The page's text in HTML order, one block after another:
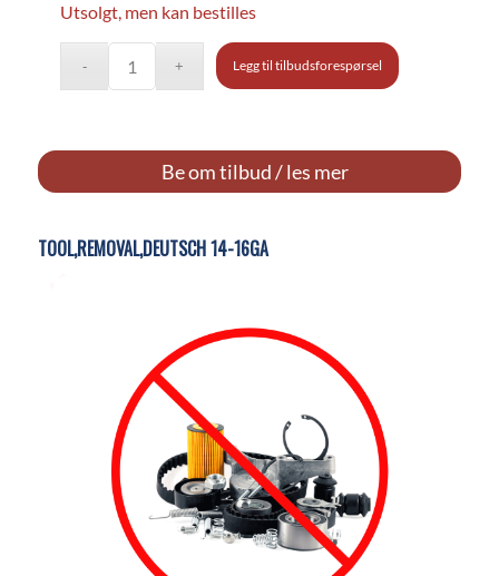
Utsolgt, men kan bestilles
Legg til tilbudsforespørsel
Be om tilbud / les mer
TOOL,REMOVAL,DEUTSCH 14-16GA